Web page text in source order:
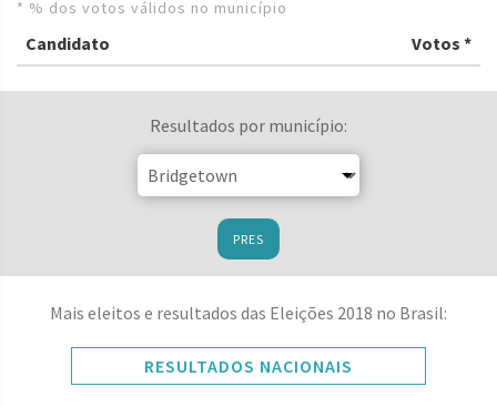
* % dos votos válidos no município
Candidato Votos *
Resultados por município:
PRES
Mais eleitos e resultados das Eleições 2018 no Brasil:
RESULTADOS NACIONAIS